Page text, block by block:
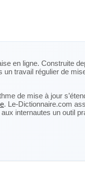
en ligne. Construite
un travail régulier de
de mise à jour
. Le-Dictionnaire.com
internautes un outil